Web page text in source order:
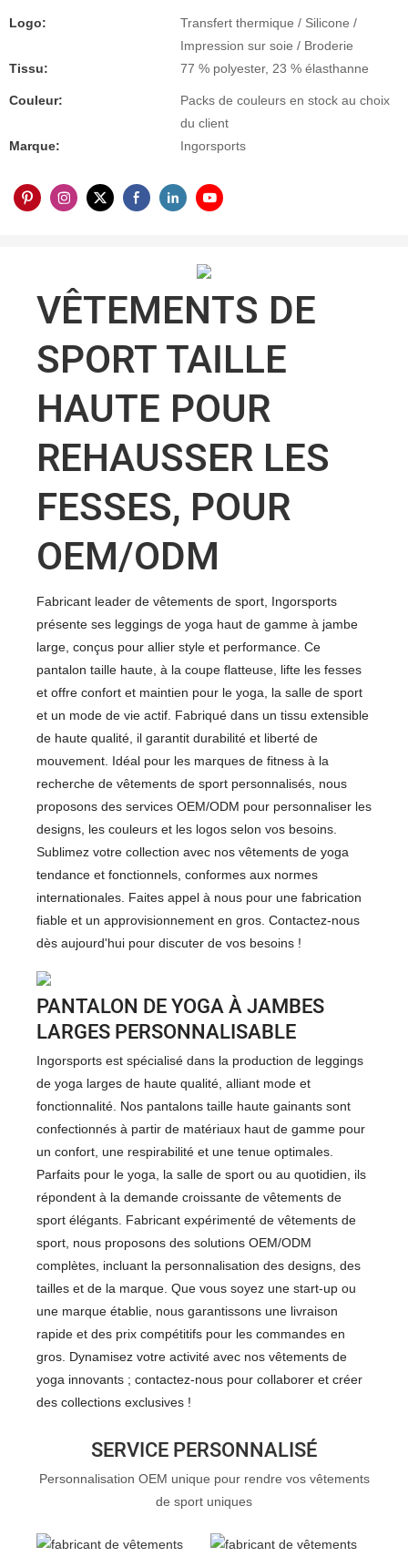
Logo:
Transfert thermique / Silicone /
Impression sur soie / Broderie
Tissu:
77 % polyester, 23 % élasthanne
Couleur:
Packs de couleurs en stock au choix
du client
Marque:
Ingorsports
VÊTEMENTS DE
SPORT TAILLE
HAUTE POUR
REHAUSSER LES
FESSES, POUR
OEM/ODM
Fabricant leader de vêtements de sport, Ingorsports
présente ses leggings de yoga haut de gamme à jambe
large, conçus pour allier style et performance. Ce
pantalon taille haute, à la coupe flatteuse, lifte les fesses
et offre confort et maintien pour le yoga, la salle de sport
et un mode de vie actif. Fabriqué dans un tissu extensible
de haute qualité, il garantit durabilité et liberté de
mouvement. Idéal pour les marques de fitness à la
recherche de vêtements de sport personnalisés, nous
proposons des services OEM/ODM pour personnaliser les
designs, les couleurs et les logos selon vos besoins.
Sublimez votre collection avec nos vêtements de yoga
tendance et fonctionnels, conformes aux normes
internationales. Faites appel à nous pour une fabrication
fiable et un approvisionnement en gros. Contactez-nous
dès aujourd'hui pour discuter de vos besoins !
PANTALON DE YOGA À JAMBES
LARGES PERSONNALISABLE
Ingorsports est spécialisé dans la production de leggings
de yoga larges de haute qualité, alliant mode et
fonctionnalité. Nos pantalons taille haute gainants sont
confectionnés à partir de matériaux haut de gamme pour
un confort, une respirabilité et une tenue optimales.
Parfaits pour le yoga, la salle de sport ou au quotidien, ils
répondent à la demande croissante de vêtements de
sport élégants. Fabricant expérimenté de vêtements de
sport, nous proposons des solutions OEM/ODM
complètes, incluant la personnalisation des designs, des
tailles et de la marque. Que vous soyez une start-up ou
une marque établie, nous garantissons une livraison
rapide et des prix compétitifs pour les commandes en
gros. Dynamisez votre activité avec nos vêtements de
yoga innovants ; contactez-nous pour collaborer et créer
des collections exclusives !
SERVICE PERSONNALISÉ
Personnalisation OEM unique pour rendre vos vêtements
de sport uniques